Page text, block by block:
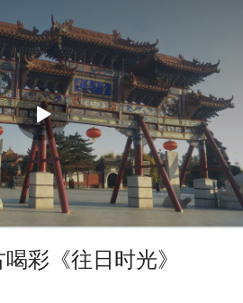
彩《往日时光》